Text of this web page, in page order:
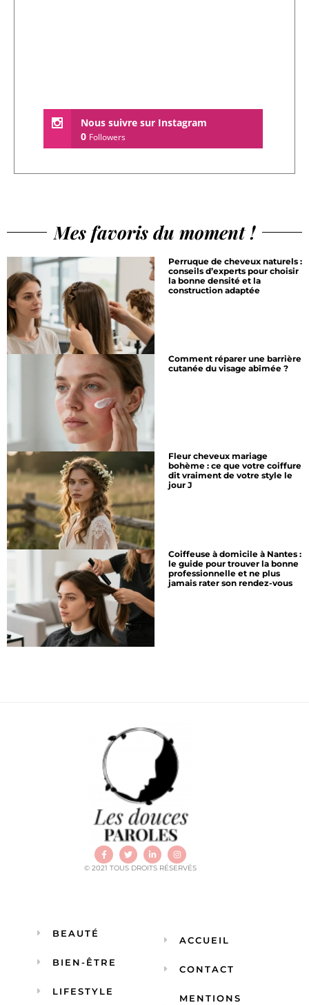
Nous suivre sur Instagram
0 Followers
Mes favoris du moment !
Perruque de cheveux naturels :
conseils d’experts pour choisir
la bonne densité et la
construction adaptée
Comment réparer une barrière
cutanée du visage abîmée ?
Fleur cheveux mariage
bohème : ce que votre coiffure
dit vraiment de votre style le
jour J
Coiffeuse à domicile à Nantes :
le guide pour trouver la bonne
professionnelle et ne plus
jamais rater son rendez-vous
© 2021 TOUS DROITS RÉSERVÉS
BEAUTÉ
BIEN-ÊTRE
LIFESTYLE
ACCUEIL
CONTACT
MENTIONS